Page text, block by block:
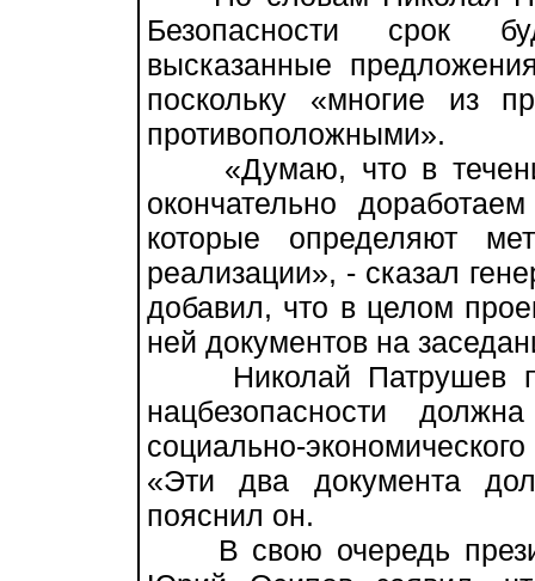
Безопасности срок
высказанные
поскольку «многие из
противоположными».
«Думаю, что в
окончательно
которые определяют
реализации», - сказал
добавил, что в целом
ней документов на
Николай Патрушев
нацбезопасности
социально-
«Эти два документа
пояснил он.
В свою очередь